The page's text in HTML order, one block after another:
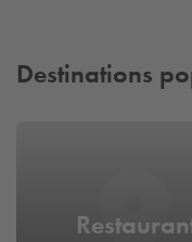
Destinations